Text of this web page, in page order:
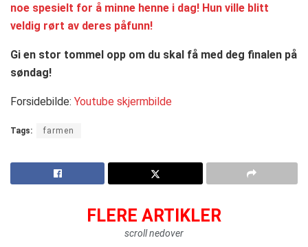
noe spesielt for å minne henne i dag! Hun ville blitt
veldig rørt av deres påfunn!
Gi en stor tommel opp om du skal få med deg finalen på
søndag!
Forsidebilde: Youtube skjermbilde
Tags: farmen
FLERE ARTIKLER
scroll nedover